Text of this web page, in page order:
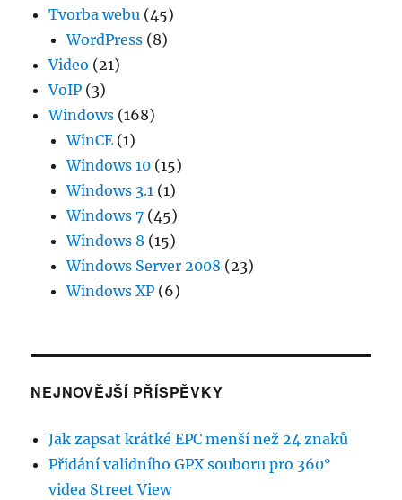
Tvorba webu (45)
WordPress (8)
Video (21)
VoIP (3)
Windows (168)
WinCE (1)
Windows 10 (15)
Windows 3.1 (1)
Windows 7 (45)
Windows 8 (15)
Windows Server 2008 (23)
Windows XP (6)
NEJNOVĚJŠÍ PŘÍSPĚVKY
Jak zapsat krátké EPC menší než 24 znaků
Přidání validního GPX souboru pro 360°
videa Street View